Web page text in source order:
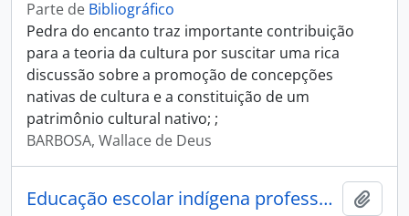
Parte de Bibliográfico
Pedra do encanto traz importante contribuição
para a teoria da cultura por suscitar uma rica
discussão sobre a promoção de concepções
nativas de cultura e a constituição de um
patrimônio cultural nativo; ;
BARBOSA, Wallace de Deus
Educação escolar indígena professores Kambiwá: cursistas do Proformação [Mensageiro]